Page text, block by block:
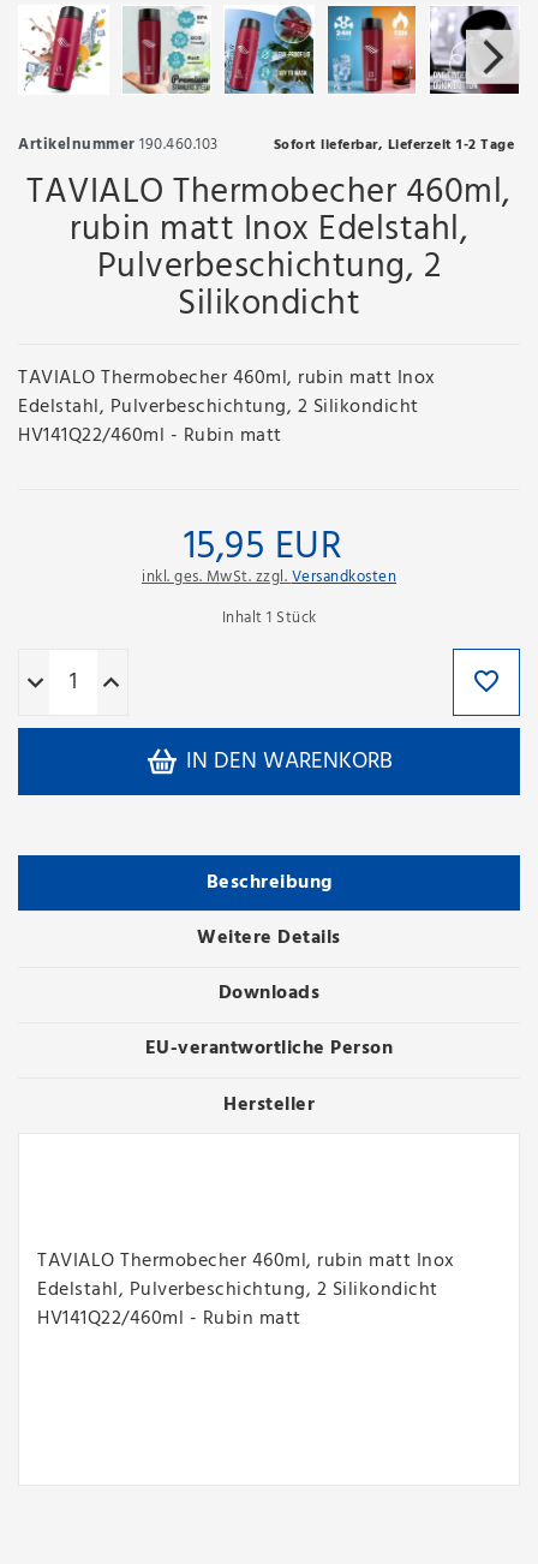
Artikelnummer190.460.103 Sofort lieferbar, Lieferzeit 1-2 Tage
TAVIALO Thermobecher 460ml,
rubin matt Inox Edelstahl,
Pulverbeschichtung, 2
Silikondicht
TAVIALO Thermobecher 460ml, rubin matt Inox
Edelstahl, Pulverbeschichtung, 2 Silikondicht
HV141Q22/460ml - Rubin matt
15,95 EUR
inkl. ges. MwSt. zzgl.Versandkosten
Inhalt1 Stück
IN DEN WARENKORB
Beschreibung
Weitere Details
Downloads
EU-verantwortliche Person
Hersteller
TAVIALO Thermobecher 460ml, rubin matt Inox
Edelstahl, Pulverbeschichtung, 2 Silikondicht
HV141Q22/460ml - Rubin matt